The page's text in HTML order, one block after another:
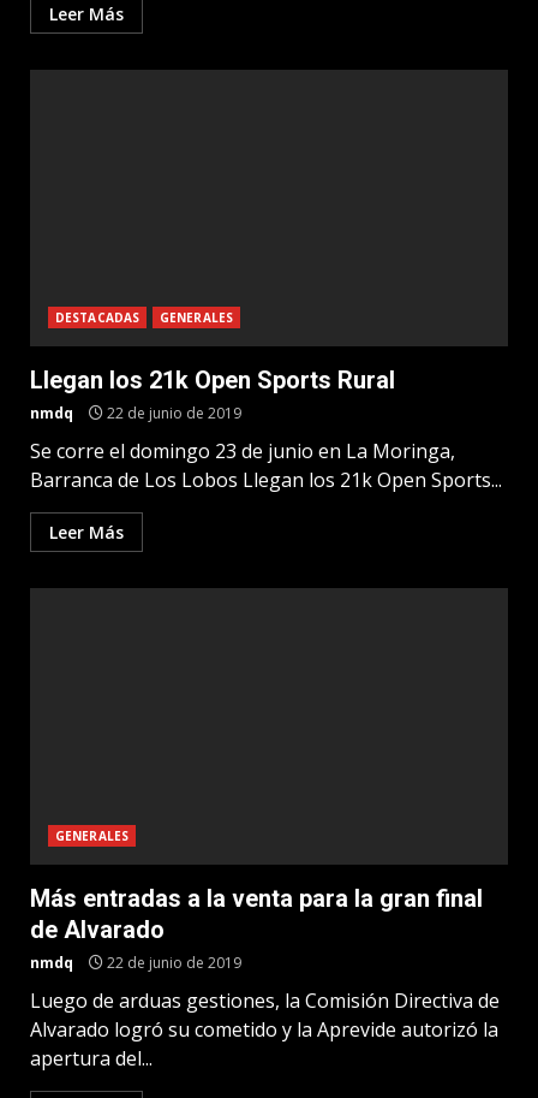
Leer Más
DESTACADAS GENERALES
Llegan los 21k Open Sports Rural
nmdq 22 de junio de 2019
Se corre el domingo 23 de junio en La Moringa,
Barranca de Los Lobos Llegan los 21k Open Sports...
Leer Más
GENERALES
Más entradas a la venta para la gran final
de Alvarado
nmdq 22 de junio de 2019
Luego de arduas gestiones, la Comisión Directiva de
Alvarado logró su cometido y la Aprevide autorizó la
apertura del...